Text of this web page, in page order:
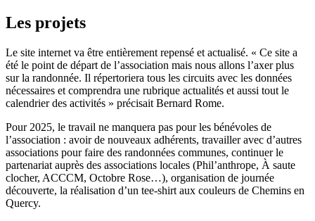
Les projets
Le site internet va être entièrement repensé et actualisé. « Ce site a
été le point de départ de l’association mais nous allons l’axer plus
sur la randonnée. Il répertoriera tous les circuits avec les données
nécessaires et comprendra une rubrique actualités et aussi tout le
calendrier des activités » précisait Bernard Rome.
Pour 2025, le travail ne manquera pas pour les bénévoles de
l’association : avoir de nouveaux adhérents, travailler avec d’autres
associations pour faire des randonnées communes, continuer le
partenariat auprès des associations locales (Phil’anthrope, À saute
clocher, ACCCM, Octobre Rose…), organisation de journée
découverte, la réalisation d’un tee-shirt aux couleurs de Chemins en
Quercy.